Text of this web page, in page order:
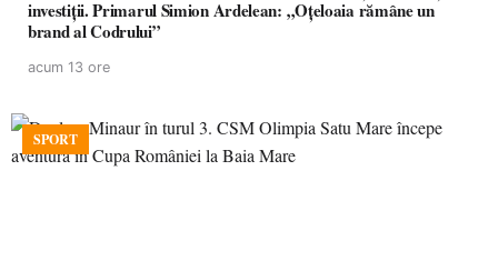
investiții. Primarul Simion Ardelean: „Oțeloaia rămâne un
brand al Codrului”
acum 13 ore
SPORT